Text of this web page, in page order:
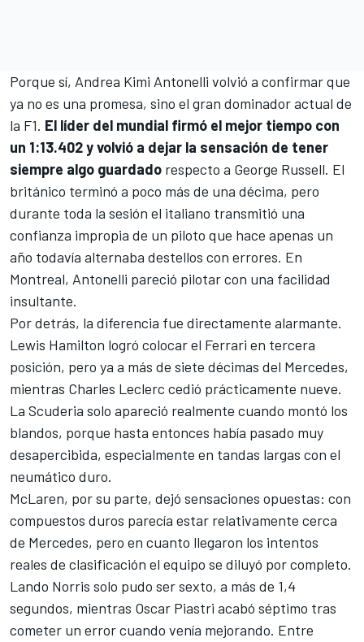
Porque sí, Andrea Kimi Antonelli volvió a confirmar que
ya no es una promesa, sino el gran dominador actual de
la F1. El líder del mundial firmó el mejor tiempo con
un 1:13.402 y volvió a dejar la sensación de tener
siempre algo guardado respecto a George Russell. El
británico terminó a poco más de una décima, pero
durante toda la sesión el italiano transmitió una
confianza impropia de un piloto que hace apenas un
año todavía alternaba destellos con errores. En
Montreal, Antonelli pareció pilotar con una facilidad
insultante.
Por detrás, la diferencia fue directamente alarmante.
Lewis Hamilton logró colocar el Ferrari en tercera
posición, pero ya a más de siete décimas del Mercedes,
mientras Charles Leclerc cedió prácticamente nueve.
La Scuderia solo apareció realmente cuando montó los
blandos, porque hasta entonces había pasado muy
desapercibida, especialmente en tandas largas con el
neumático duro.
McLaren, por su parte, dejó sensaciones opuestas: con
compuestos duros parecía estar relativamente cerca
de Mercedes, pero en cuanto llegaron los intentos
reales de clasificación el equipo se diluyó por completo.
Lando Norris solo pudo ser sexto, a más de 1,4
segundos, mientras Oscar Piastri acabó séptimo tras
cometer un error cuando venía mejorando. Entre